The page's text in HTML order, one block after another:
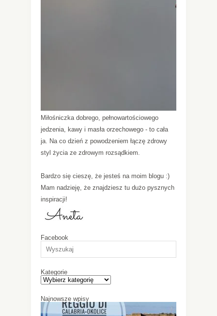
Miłośniczka dobrego, pełnowartościowego
jedzenia, kawy i masła orzechowego - to cała
ja. Na co dzień z powodzeniem łączę zdrowy
styl życia ze zdrowym rozsądkiem.
Bardzo się cieszę, że jesteś na moim blogu :)
Mam nadzieję, że znajdziesz tu dużo pysznych
inspiracji!
Facebook
Kategorie
Najnowsze wpisy